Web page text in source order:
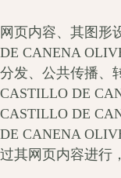
网页内容、其图形
DE CANENA
分发、公共传播、
CASTILLO DE
CASTILLO DE
DE CANENA
过其网页内容进行